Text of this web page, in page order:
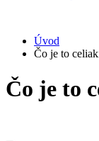
Úvod
Čo je to
Čo je to